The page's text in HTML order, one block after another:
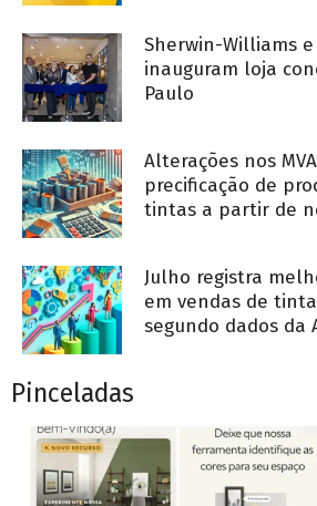
Sherwin-Williams
inauguram loja
Paulo
Alterações nos
precificação de
tintas a partir de
Julho registra
em vendas de
segundo dados da
Pinceladas